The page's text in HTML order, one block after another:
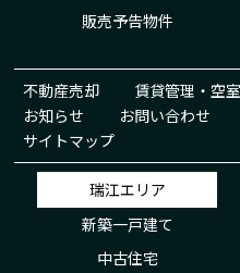
販売予告物件
不動産売却 賃貸管理・空
お知らせ
お問い合わせ
サイトマップ
瑞江エリア
新築一戸建て
中古住宅